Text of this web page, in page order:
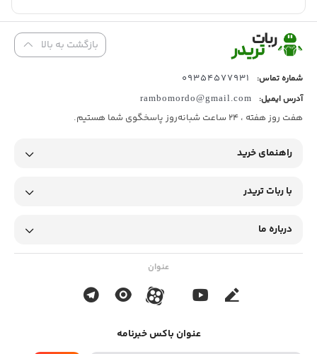
بازگشت به بالا
شماره تماس: 09354577931
آدرس ایمیل: rambomordo@gmail.com
هفت روز هفته ، 24 ساعت شبانه‌روز پاسخگوی شما هستیم.
راهنمای خرید
با ربات تریدر
درباره ما
عنوان
عنوان باکس خبرنامه